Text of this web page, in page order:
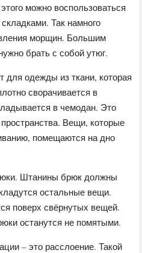
можно воспользоваться
Так намного
морщин. Большим
брать с собой утюг.
одежды из ткани, которая
сворачивается в
в чемодан. Это
Вещи, которые
помещаются на дно
Штанины брюк должны
остальные вещи.
поверх свёрнутых вещей.
останутся не помятыми.
– это расслоение. Такой